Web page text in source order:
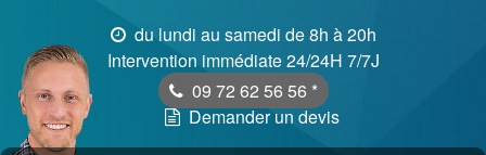
du lundi au samedi de 8h à 20h
Intervention immédiate 24/24H 7/7J
09 72 62 56 56 *
Demander un devis